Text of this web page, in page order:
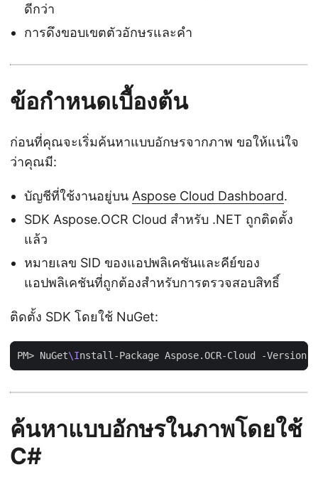
ดีกว่า
การดึงขอบเขตตัวอักษรและคำ
ข้อกำหนดเบื้องต้น
ก่อนที่คุณจะเริ่มค้นหาแบบอักษรจากภาพ ขอให้แน่ใจ
ว่าคุณมี:
บัญชีที่ใช้งานอยู่บน Aspose Cloud Dashboard.
SDK Aspose.OCR Cloud สำหรับ .NET ถูกติดตั้ง
แล้ว
หมายเลข SID ของแอปพลิเคชันและคีย์ของ
แอปพลิเคชันที่ถูกต้องสำหรับการตรวจสอบสิทธิ์
ติดตั้ง SDK โดยใช้ NuGet:
PM> NuGet\I
ค้นหาแบบอักษรในภาพโดยใช้
C#